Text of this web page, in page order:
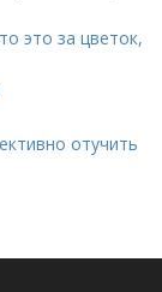
это за цветок,
отучить